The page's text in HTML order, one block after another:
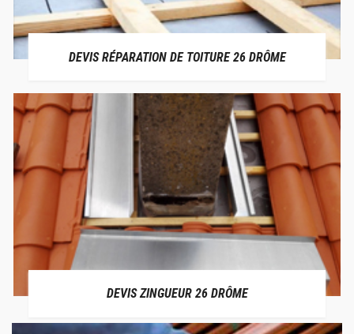
DEVIS RÉPARATION DE TOITURE 26 DRÔME
DEVIS ZINGUEUR 26 DRÔME